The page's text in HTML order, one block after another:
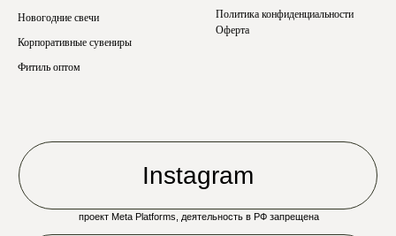
Новогодние свечи
Корпоративные сувениры
Фитиль оптом
Политика конфиденциальности
Оферта